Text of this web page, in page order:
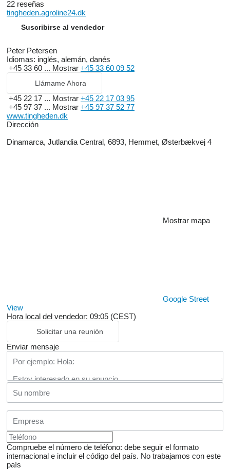
22 reseñas
tingheden.agroline24.dk
Suscribirse al vendedor
Peter Petersen
Idiomas: inglés, alemán, danés
+45 33 60 ... Mostrar +45 33 60 09 52
Llámame Ahora
+45 22 17 ... Mostrar +45 22 17 03 95
+45 97 37 ... Mostrar +45 97 37 52 77
www.tingheden.dk
Dirección
Dinamarca, Jutlandia Central, 6893, Hemmet, Østerbækvej 4
Mostrar mapa
Google Street
View
Hora local del vendedor: 09:05 (CEST)
Solicitar una reunión
Enviar mensaje
Compruebe el número de teléfono: debe seguir el formato
internacional e incluir el código del país. No trabajamos con este
país